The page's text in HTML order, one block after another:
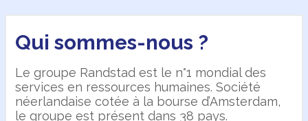
Qui sommes-nous ?
Le groupe Randstad est le n°1 mondial des
services en ressources humaines. Société
néerlandaise cotée à la bourse d’Amsterdam,
le groupe est présent dans 38 pays.